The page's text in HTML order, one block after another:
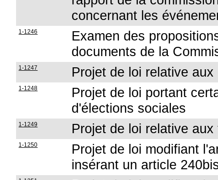
concernant les
1-1246
Examen des
documents de la
1-1247 Projet de loi relative
1-1248
Projet de loi portant
d'élections sociales
1-1249 Projet de loi relative
1-1250
Projet de loi modifiant
insérant un article